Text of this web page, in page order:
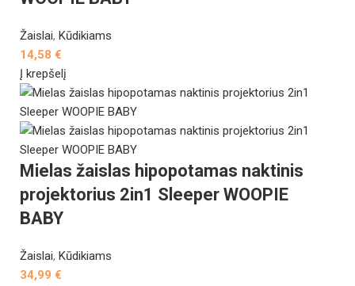
Žaislai, Kūdikiams
14,58 €
Į krepšelį
Mielas žaislas hipopotamas naktinis
projektorius 2in1 Sleeper WOOPIE
BABY
Žaislai, Kūdikiams
34,99 €